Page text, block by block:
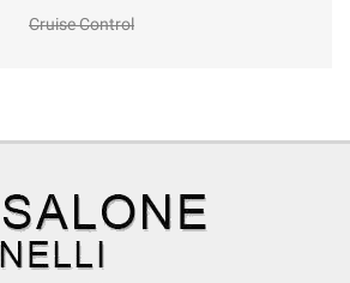
Cruise Control